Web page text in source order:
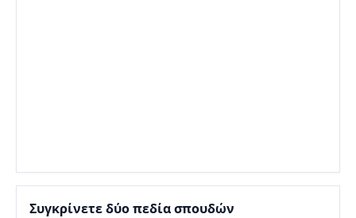
Συγκρίνετε δύο πεδία σπουδών